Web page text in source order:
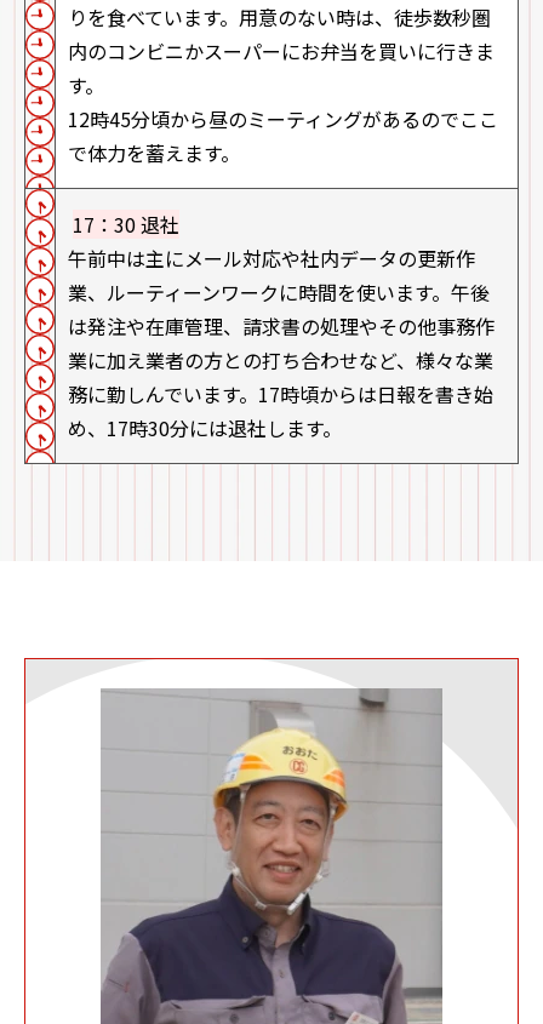
りを食べています。用意のない時は、徒歩数秒圏
内のコンビニかスーパーにお弁当を買いに行きま
す。
12時45分頃から昼のミーティングがあるのでここ
で体力を蓄えます。
17：30 退社
午前中は主にメール対応や社内データの更新作
業、ルーティーンワークに時間を使います。午後
は発注や在庫管理、請求書の処理やその他事務作
業に加え業者の方との打ち合わせなど、様々な業
務に勤しんでいます。17時頃からは日報を書き始
め、17時30分には退社します。